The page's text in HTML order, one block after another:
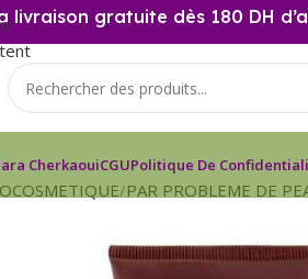
livraison gratuite dès 180 DH
CherkaouiCGUPolitique De
PAR PROBLEME DE